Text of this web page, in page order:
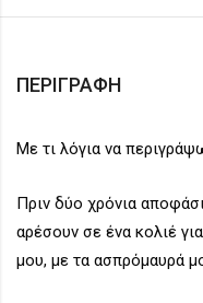
ΠΕΡΙΓΡΑΦΉ
Με τι λόγια να
Πριν δύο χρόνια
αρέσουν σε ένα κολιέ
μου, με τα ασπρόμαυρά